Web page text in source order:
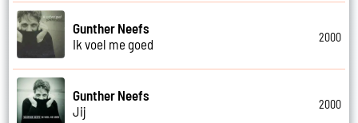
Gunther Neefs
Ik voel me goed
2000
Gunther Neefs
Jij
2000